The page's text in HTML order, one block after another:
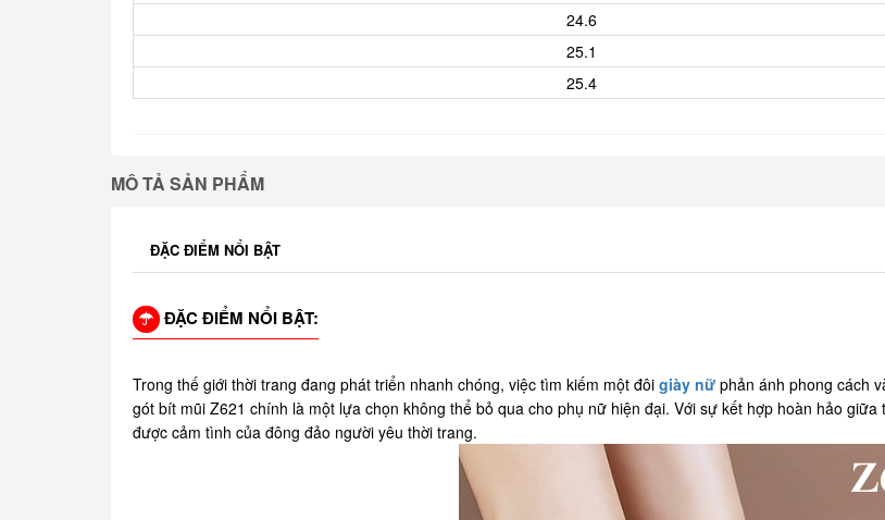
24.6
25.1
25.4
MÔ TẢ SẢN PHẨM
ĐẶC ĐIỂM NỔI BẬT
ĐẶC ĐIỂM NỔI BẬT:
Trong thế giới thời trang đang phát triển nhanh chóng, việc tìm kiếm một đôi giày nữ phản ánh phong cách
gót bít mũi Z621 chính là một lựa chọn không thể bỏ qua cho phụ nữ hiện đại. Với sự kết hợp hoàn hảo
được cảm tình của đông đảo người yêu thời trang.